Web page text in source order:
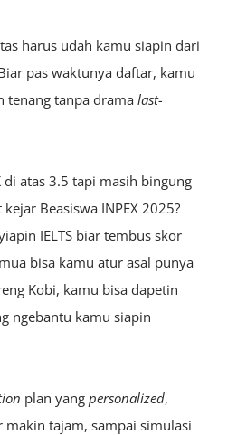
harus udah kamu siapin dari
pas waktunya daftar, kamu
tenang tanpa drama last-
di atas 3.5 tapi masih bingung
Beasiswa INPEX 2025?
IELTS biar tembus skor
bisa kamu atur asal punya
Kobi, kamu bisa dapetin
ngebantu kamu siapin
plan yang personalized,
makin tajam, sampai simulasi